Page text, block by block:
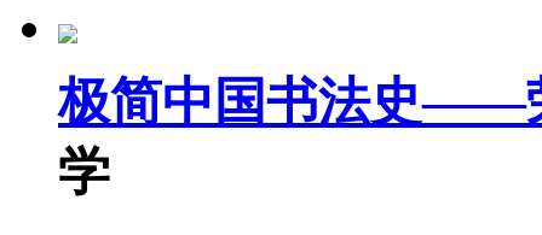
极简中国书法史——
学